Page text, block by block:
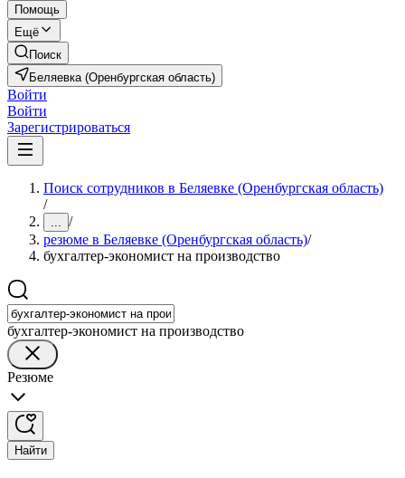
Помощь
Ещё
Поиск
Беляевка (Оренбургская область)
Войти
Войти
Зарегистрироваться
Поиск сотрудников в Беляевке (Оренбургская область)
/
... /
резюме в Беляевке (Оренбургская область)/
бухгалтер-экономист на производство
бухгалтер-экономист на производство
Резюме
Найти